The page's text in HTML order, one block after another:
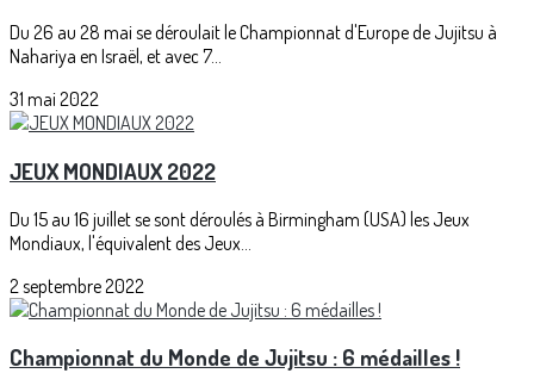
Du 26 au 28 mai se déroulait le Championnat d'Europe de Jujitsu à
Nahariya en Israël, et avec 7...
31 mai 2022
JEUX MONDIAUX 2022
Du 15 au 16 juillet se sont déroulés à Birmingham (USA) les Jeux
Mondiaux, l'équivalent des Jeux...
2 septembre 2022
Championnat du Monde de Jujitsu : 6 médailles !